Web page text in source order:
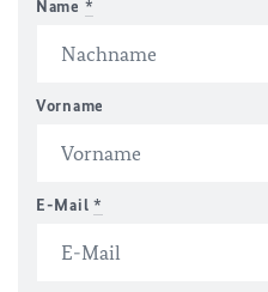
Name *
Vorname
E-Mail *